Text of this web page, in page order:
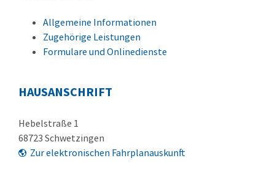
Allgemeine Informationen
Zugehörige Leistungen
Formulare und Onlinedienste
HAUSANSCHRIFT
Hebelstraße 1
68723 Schwetzingen
Zur elektronischen Fahrplanauskunft